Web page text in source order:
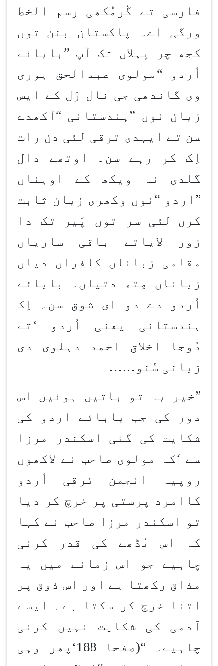
فارسی تے گُرمُکھی رسم الخط
ورگی اے۔ پاکستان بنن توں
کجھ چر پہلاں تک آپ ” بابائے
اُردو
“ مولوی عبدالحق ہوری
وی گاندھی جی نال رَل کے ایس
زبان نوں ” ہندستانی “آکھدے
سن تے ایہدی ترقی لئی دن رات
اِک کر رہے سن۔ اوتھے دال
گلدی نہ ویکھ کے اوہناں
” اردو “ نوں وکھری زبان ثابت
کرن
لئی سر توں پَیر تک دا
زور لایاتے باقی ساریاں
مقامی زباناں کافراں دیاں
زباناں مِتھ دتیاں۔ بابائے
اُردو دے دو ای شوق سن۔ اِک
ہندستانی یعنی اُردو
‘ تے
دُوجا اخلاق احمد دہلوی دی
زبانی سُنو ……
”خیر یہ تو باتیں ہوئیں اس
دور کی جب بابائے اردو کی
شکایت کی گئی اسکندر مرزا
سے ‘کہ مولوی صاحب نے لاکھوں
روپیہ انجمن ترقی اُردو
کاامرد پرستی پر خرچ کر دیا
تو اسکندر مرزا صاحب نے کہا
کہ اس بُڈھے کی قدر کرنی
چاہیے جو اس زمانے میں یہ
مذاق رکھتا ہے اور اس ذوق پر
اتنا خرچ کر سکتا ہے۔ ایسے
آدمی کی شکایت نہیں کرنی
چاہیے۔
“(صفحا 188 ‘ پھر وہی